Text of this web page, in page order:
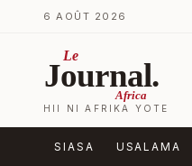
Ruka kwenye yaliyomo
6 AOÛT 2026
Le
Journal.
Africa
HII NI AFRIKA YOTE
SIASA USALAMA